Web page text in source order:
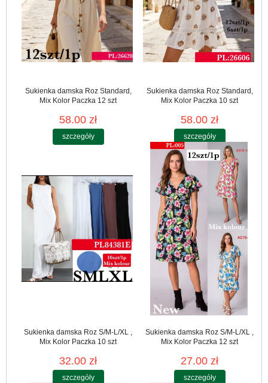
Sukienka damska Roz Standard,
Mix Kolor Paczka 12 szt
58.00 zł
szczegóły
Sukienka damska Roz Standard,
Mix Kolor Paczka 10 szt
58.00 zł
szczegóły
Sukienka damska Roz S/M-L/XL ,
Mix Kolor Paczka 10 szt
32.00 zł
szczegóły
Sukienka damska Roz S/M-L/XL ,
Mix Kolor Paczka 12 szt
27.00 zł
szczegóły